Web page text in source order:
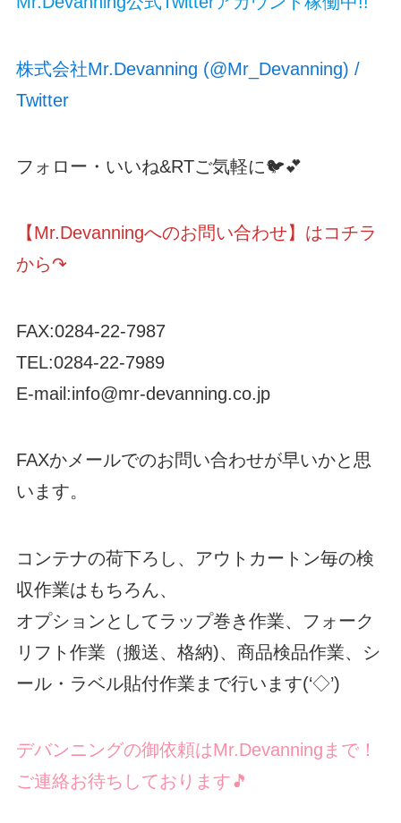
株式会社Mr.Devanning (@Mr_Devanning) /
Twitter
フォロー・いいね&RTご気軽に🐦💕
【Mr.Devanningへのお問い合わせ】はコチラ
から↷
FAX:0284-22-7987
TEL:0284-22-7989
E-mail:info@mr-devanning.co.jp
FAXかメールでのお問い合わせが早いかと思
います。
コンテナの荷下ろし、アウトカートン毎の検
収作業はもちろん、
オプションとしてラップ巻き作業、フォーク
リフト作業（搬送、格納)、商品検品作業、シ
ール・ラベル貼付作業まで行います(‘◇’)ゞ
デバンニングの御依頼はMr.Devanningまで！
ご連絡お待ちしております🎵